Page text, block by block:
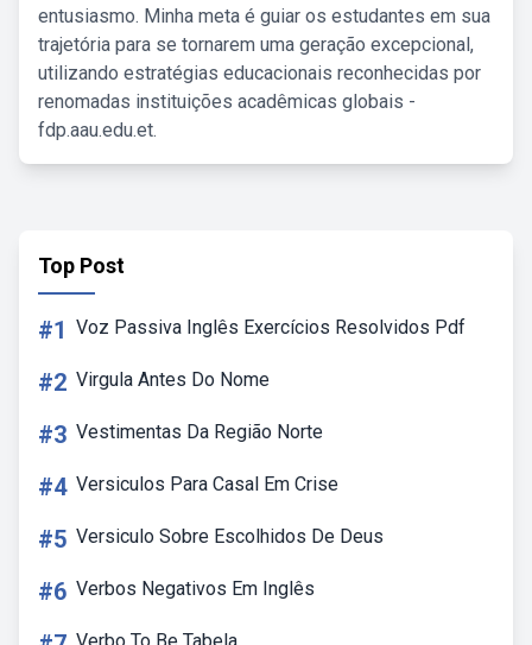
entusiasmo. Minha meta é guiar os estudantes em sua
trajetória para se tornarem uma geração excepcional,
utilizando estratégias educacionais reconhecidas por
renomadas instituições acadêmicas globais -
fdp.aau.edu.et.
Top Post
#1 Voz Passiva Inglês Exercícios Resolvidos Pdf
#2 Virgula Antes Do Nome
#3 Vestimentas Da Região Norte
#4 Versiculos Para Casal Em Crise
#5 Versiculo Sobre Escolhidos De Deus
#6 Verbos Negativos Em Inglês